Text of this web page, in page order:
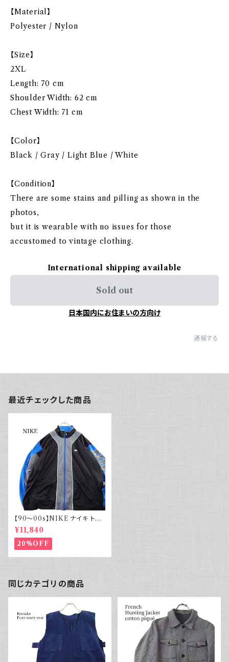
【Material】
Polyester / Nylon
【Size】
2XL
Length: 70 cm
Shoulder Width: 62 cm
Chest Width: 71 cm
【Color】
Black / Gray / Light Blue / White
【Condition】
There are some stains and pilling as shown in the
photos,
but it is wearable with no issues for those
accustomed to vintage clothing.
International shipping available
Sold out
日本国内にお住まいの方向け
通報する
最近チェックした商品
【90～00s】NIKE ナイキ トラ
ックジャケット 袖ロゴ ビッグサ
イズ
¥11,840
20%OFF
同じカテゴリの商品